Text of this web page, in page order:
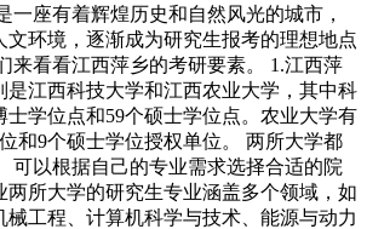
一座有着辉煌历史和自然风光的城市，
文环境，逐渐成为研究生报考的理想地点
来看看江西萍乡的考研要素。 1.江西萍
是江西科技大学和江西农业大学，其中科
士学位点和59个硕士学位点。农业大学有
和9个硕士学位授权单位。 两所大学都
可以根据自己的专业需求选择合适的院
两所大学的研究生专业涵盖多个领域，如
械工程、计算机科学与技术、能源与动力